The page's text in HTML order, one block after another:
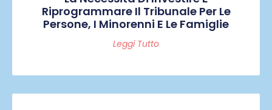
Riprogrammare Il Tribunale Per Le
Persone, I Minorenni E Le Famiglie
Leggi Tutto